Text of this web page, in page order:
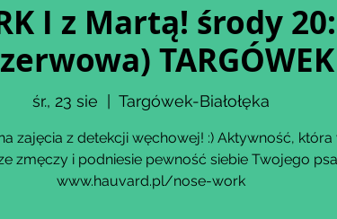
I z Martą! środy
TARGÓWEK
śr., 23 sie Targówek-Białołęka
zajęcia z detekcji węchowej! :) Aktywność, która
zmęczy i podniesie pewność siebie Twojego